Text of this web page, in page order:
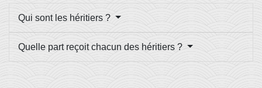
Qui sont les héritiers ?
Quelle part reçoit chacun des héritiers ?